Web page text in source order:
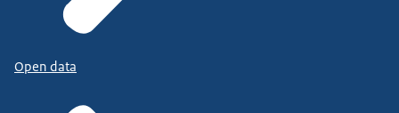
Open data